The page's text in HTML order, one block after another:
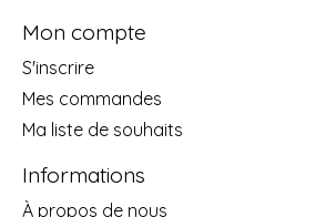
Mon compte
S'inscrire
Mes commandes
Ma liste de souhaits
Informations
À propos de nous